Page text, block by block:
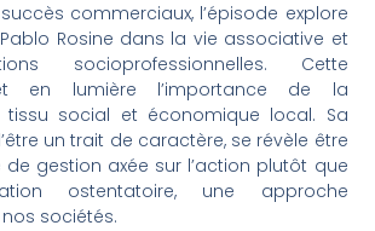
commerciaux, l’épisode explore
Rosine dans la vie associative et
socioprofessionnelles. Cette
en lumière l’importance de la
tissu social et économique local. Sa
un trait de caractère, se révèle être
gestion axée sur l’action plutôt que
ostentatoire, une approche
sociétés.